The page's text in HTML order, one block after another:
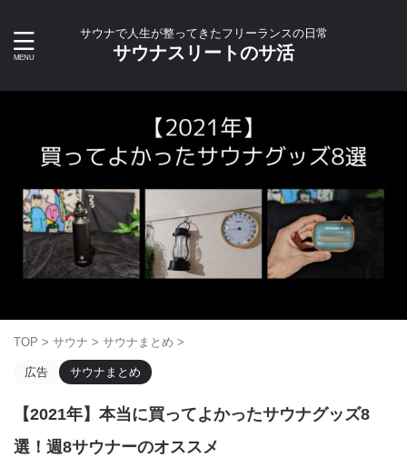
サウナで人生が整ってきたフリーランスの日常
サウナスリートのサ活
TOP > サウナ > サウナまとめ >
広告 サウナまとめ
【2021年】本当に買ってよかったサウナグッズ8
選！週8サウナーのオススメ